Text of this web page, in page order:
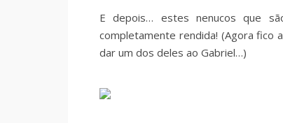
E depois… estes nenucos que
completamente rendida! (Agora fico
dar um dos deles ao Gabriel…)